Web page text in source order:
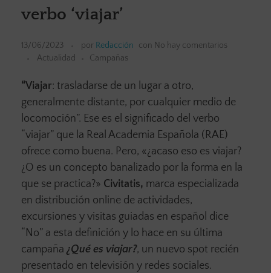
verbo ‘viajar’
13/06/2023 por Redacción con No hay comentarios
Actualidad
Campañas
“Viajar: trasladarse de un lugar a otro,
generalmente distante, por cualquier medio de
locomoción”. Ese es el significado del verbo
“viajar” que la Real Academia Española (RAE)
ofrece como buena. Pero, «¿acaso eso es viajar?
¿O es un concepto banalizado por la forma en la
que se practica?» Civitatis, marca especializada
en distribución online de actividades,
excursiones y visitas guiadas en español dice
“No” a esta definición y lo hace en su última
campaña ¿Qué es viajar?, un nuevo spot recién
presentado en televisión y redes sociales.